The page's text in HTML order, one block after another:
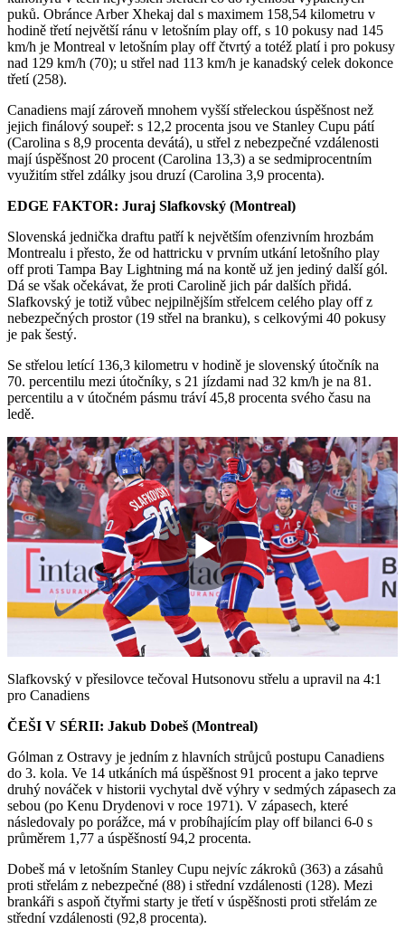
puků. Obránce Arber Xhekaj dal s maximem 158,54 kilometru v
hodině třetí největší ránu v letošním play off, s 10 pokusy nad 145
km/h je Montreal v letošním play off čtvrtý a totéž platí i pro pokusy
nad 129 km/h (70); u střel nad 113 km/h je kanadský celek dokonce
třetí (258).
Canadiens mají zároveň mnohem vyšší střeleckou úspěšnost než
jejich finálový soupeř: s 12,2 procenta jsou ve Stanley Cupu pátí
(Carolina s 8,9 procenta devátá), u střel z nebezpečné vzdálenosti
mají úspěšnost 20 procent (Carolina 13,3) a se sedmiprocentním
využitím střel zdálky jsou druzí (Carolina 3,9 procenta).
EDGE FAKTOR: Juraj Slafkovský (Montreal)
Slovenská jednička draftu patří k největším ofenzivním hrozbám
Montrealu i přesto, že od hattricku v prvním utkání letošního play
off proti Tampa Bay Lightning má na kontě už jen jediný další gól.
Dá se však očekávat, že proti Carolině jich pár dalších přidá.
Slafkovský je totiž vůbec nejpilnějším střelcem celého play off z
nebezpečných prostor (19 střel na branku), s celkovými 40 pokusy
je pak šestý.
Se střelou letící 136,3 kilometru v hodině je slovenský útočník na
70. percentilu mezi útočníky, s 21 jízdami nad 32 km/h je na 81.
percentilu a v útočném pásmu tráví 45,8 procenta svého času na
ledě.
Play
Video
Slafkovský v přesilovce tečoval Hutsonovu střelu a upravil na 4:1
pro Canadiens
ČEŠI V SÉRII: Jakub Dobeš (Montreal)
Gólman z Ostravy je jedním z hlavních strůjců postupu Canadiens
do 3. kola. Ve 14 utkáních má úspěšnost 91 procent a jako teprve
druhý nováček v historii vychytal dvě výhry v sedmých zápasech za
sebou (po Kenu Drydenovi v roce 1971). V zápasech, které
následovaly po porážce, má v probíhajícím play off bilanci 6-0 s
průměrem 1,77 a úspěšností 94,2 procenta.
Dobeš má v letošním Stanley Cupu nejvíc zákroků (363) a zásahů
proti střelám z nebezpečné (88) i střední vzdálenosti (128). Mezi
brankáři s aspoň čtyřmi starty je třetí v úspěšnosti proti střelám ze
střední vzdálenosti (92,8 procenta).